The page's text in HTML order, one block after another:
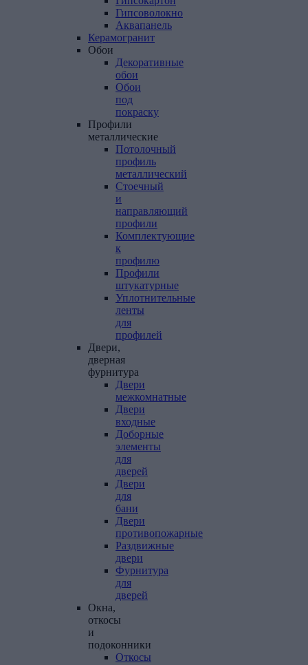
Гипсоволокно
Аквапанель
Керамогранит
Обои
Декоративные
обои
Обои
под
покраску
Профили
металлические
Потолочный
профиль
металлический
Стоечный
и
направляющий
профили
Комплектующие
к
профилю
Профили
штукатурные
Уплотнительные
ленты
для
профилей
Двери,
дверная
фурнитура
Двери
межкомнатные
Двери
входные
Доборные
элементы
для
дверей
Двери
для
бани
Двери
противопожарные
Раздвижные
двери
Фурнитура
для
дверей
Окна,
откосы
и
подоконники
Откосы